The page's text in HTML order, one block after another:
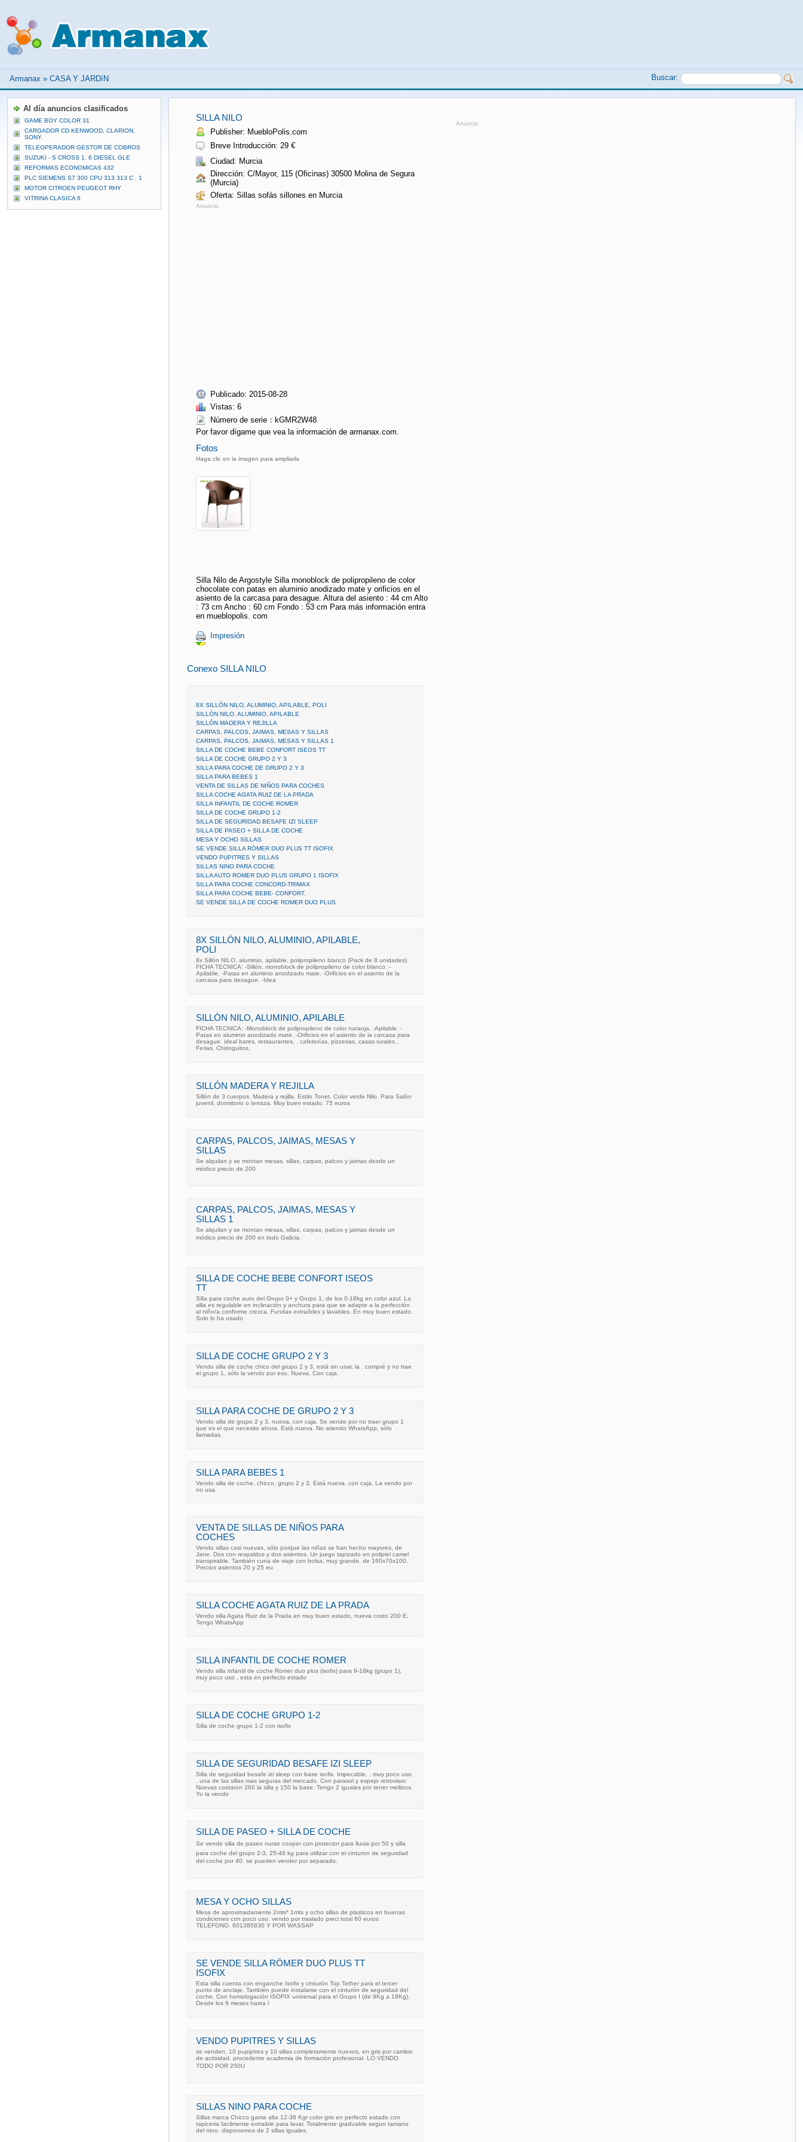
Armanax » CASA Y JARDíN Buscar:
SILLA NILO
Publisher: MuebloPolis.com
Breve Introducción: 29 €
Ciudad: Murcia
Dirección: C/Mayor, 115 (Oficinas) 30500 Molina de Segura
(Murcia)
Oferta: Sillas sofás sillones en Murcia
Anuncio
Publicado: 2015-08-28
Vistas: 6
Número de serie：kGMR2W48
Por favor dígame que vea la información de armanax.com.
Fotos
Haga clic en la imagen para ampliarla
Silla Nilo de Argostyle Silla monoblock de polipropileno de color
chocolate con patas en aluminio anodizado mate y orificios en el
asiento de la carcasa para desague. Altura del asiento : 44 cm Alto
: 73 cm Ancho : 60 cm Fondo : 53 cm Para más información entra
en mueblopolis. com
Impresión
Anuncio
Conexo SILLA NILO
8X SILLÓN NILO, ALUMINIO, APILABLE, POLI
SILLÓN NILO, ALUMINIO, APILABLE
SILLÓN MADERA Y REJILLA
CARPAS, PALCOS, JAIMAS, MESAS Y SILLAS
CARPAS, PALCOS, JAIMAS, MESAS Y SILLAS 1
SILLA DE COCHE BEBE CONFORT ISEOS TT
SILLA DE COCHE GRUPO 2 Y 3
SILLA PARA COCHE DE GRUPO 2 Y 3
SILLA PARA BEBES 1
VENTA DE SILLAS DE NIÑOS PARA COCHES
SILLA COCHE AGATA RUIZ DE LA PRADA
SILLA INFANTIL DE COCHE ROMER
SILLA DE COCHE GRUPO 1-2
SILLA DE SEGURIDAD BESAFE IZI SLEEP
SILLA DE PASEO + SILLA DE COCHE
MESA Y OCHO SILLAS
SE VENDE SILLA RÖMER DUO PLUS TT ISOFIX
VENDO PUPITRES Y SILLAS
SILLAS NINO PARA COCHE
SILLA AUTO ROMER DUO PLUS GRUPO 1 ISOFIX
SILLA PARA COCHE CONCORD-TRIMAX
SILLA PARA COCHE BEBE- CONFORT.
SE VENDE SILLA DE COCHE ROMER DUO PLUS
8X SILLÓN NILO, ALUMINIO, APILABLE,
POLI
8x Sillón NILO, aluminio, apilable, polipropileno blanco (Pack de 8 unidades)
FICHA TECNICA: -Sillón, monoblock de polipropileno de color blanco. -
Apilable. -Patas en aluminio anodizado mate. -Orificios en el asiento de la
carcasa para desague. -Idea
SILLÓN NILO, ALUMINIO, APILABLE
FICHA TECNICA: -Monoblock de polipropileno de color naranja. -Apilable. -
Patas en aluminio anodizado mate. -Orificios en el asiento de la carcasa para
desague. ideal bares, restaurantes, . cafeterías, pizzerias, casas rurales ,
Ferias, Chiringuitos,
SILLÓN MADERA Y REJILLA
Sillón de 3 cuerpos. Madera y rejilla. Estilo Tonet. Color verde Nilo. Para Salón
juvenil, dormitorio o terraza. Muy buen estado. 75 euros
CARPAS, PALCOS, JAIMAS, MESAS Y
SILLAS
Se alquilan y se montan mesas, sillas, carpas, palcos y jaimas desde un
módico precio de 200
CARPAS, PALCOS, JAIMAS, MESAS Y
SILLAS 1
Se alquilan y se montan mesas, sillas, carpas, palcos y jaimas desde un
módico precio de 200 en todo Galicia.
SILLA DE COCHE BEBE CONFORT ISEOS
TT
Silla para coche auto del Grupo 0+ y Grupo 1, de los 0-18kg en color azul. La
silla es regulable en inclinación y anchura para que se adapte a la perfección
al niño/a conforme crezca. Fundas extraíbles y lavables. En muy buen estado.
Solo lo ha usado
SILLA DE COCHE GRUPO 2 Y 3
Vendo silla de coche chico del grupo 2 y 3, está sin usar, la . compré y no trae
el grupo 1, sólo la vendo por eso. Nueva. Con caja.
SILLA PARA COCHE DE GRUPO 2 Y 3
Vendo silla de grupo 2 y 3, nueva, con caja. Se vende por no traer grupo 1
que es el que necesito ahora. Está nueva. No atiendo WhatsApp, sólo
llamadas.
SILLA PARA BEBES 1
Vendo silla de coche, chicco, grupo 2 y 3. Está nueva, con caja. La vendo por
no usa.
VENTA DE SILLAS DE NIÑOS PARA
COCHES
Vendo sillas casi nuevas, sólo porque las niñas se han hecho mayores, de
Jane. Dos con respaldos y dos asientos. Un juego tapizado en polipiel camel
transpirable. También cuna de viaje con bolsa, muy grande, de 160x70x100.
Precios asientos 20 y 25 eu
SILLA COCHE AGATA RUIZ DE LA PRADA
Vendo silla Agata Ruiz de la Prada en muy buen estado, nueva costo 200 E,
Tengo WhatsApp
SILLA INFANTIL DE COCHE ROMER
Vendo silla infantil de coche Romer duo plus (isofix) para 9-18kg (grupo 1),
muy poco uso , esta en perfecto estado
SILLA DE COCHE GRUPO 1-2
Silla de coche grupo 1-2 con isofix
SILLA DE SEGURIDAD BESAFE IZI SLEEP
Silla de seguridad besafe izi sleep con base isofix. Impecable. . muy poco uso.
. una de las sillas mas seguras del mercado. Con parasol y espejo retrovisor.
Nuevas costaron 260 la silla y 150 la base. Tengo 2 iguales por tener mellizos.
Yo la vendo
SILLA DE PASEO + SILLA DE COCHE
Se vende silla de paseo nurse cooper con protector para lluvia por 50 y silla
para coche del grupo 2-3, 25-46 kg para utilizar con el cinturon de seguridad
del coche por 40. se pueden vender por separado.
MESA Y OCHO SILLAS
Mesa de aproximadamente 2mts* 1mts y ocho sillas de plasticos en buenas
condiciones con poco uso. vendo por traslado preci total 60 euros
TELEFONO. 601385830 Y POR WASSAP
SE VENDE SILLA RÖMER DUO PLUS TT
ISOFIX
Esta silla cuenta con enganche Isofix y cinturón Top Tether para el tercer
punto de anclaje. También puede instalarse con el cinturón de seguridad del
coche. Con homologación ISOFIX universal para el Grupo I (de 9Kg a 18Kg).
Desde los 9 meses hasta l
VENDO PUPITRES Y SILLAS
se venden, 10 pupiptres y 10 sillas completamente nuevos, en gris por cambio
de actividad. procedente academia de formación profesional. LO VENDO
TODO POR 250U
SILLAS NINO PARA COCHE
Sillas marca Chicco gama alta 12-36 Kgr color gris en perfecto estado con
tapiceria facilmente extraible para lavar. Totalmente graduable segun tamano
del nino. disponemos de 2 sillas iguales.
Al día anuncios clasificados
GAME BOY COLOR 31
CARGADOR CD KENWOOD, CLARION,
SONY.
TELEOPERADOR GESTOR DE COBROS
SUZUKI - S CROSS 1. 6 DIESEL GLE
REFORMAS ECONOMICAS 432
PLC SIEMENS S7 300 CPU 313 313 C . 1
MOTOR CITROEN PEUGEOT RHY
VITRINA CLASICA 6